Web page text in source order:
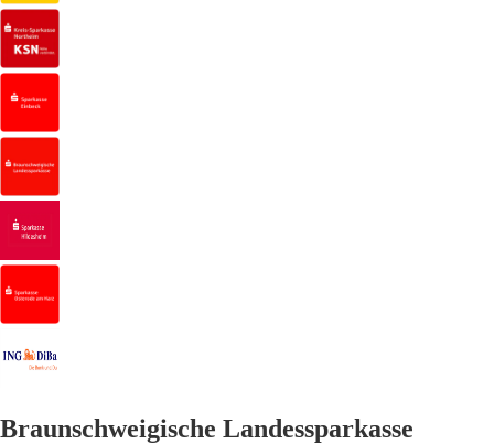
Braunschweigische Landessparkasse